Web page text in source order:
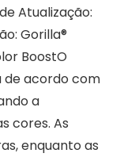
Atualização:
Gorilla®
BoostO
de acordo com
a
cores. As
enquanto as